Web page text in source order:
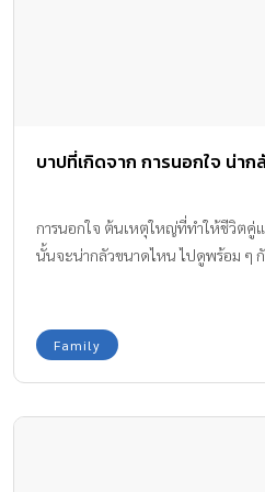
บาปที่เกิดจาก การนอกใจ น่า
การนอกใจ ต้นเหตุใหญ่ที่ทำให้ชีวิตคู่
นั้นจะน่ากลัวขนาดไหน ไปดูพร้อม ๆ
Family